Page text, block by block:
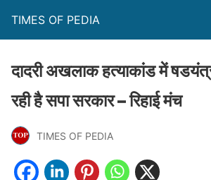
TIMES OF PEDIA
दादरी अखलाक हत्याकांड में
रही है सपा सरकार – रिहाई मंच
TIMES OF PEDIA